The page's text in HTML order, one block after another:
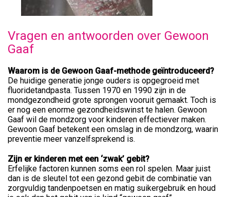
Vragen en antwoorden over Gewoon
Gaaf
Waarom is de Gewoon Gaaf-methode geïntroduceerd?
De huidige generatie jonge ouders is opgegroeid met
fluoridetandpasta. Tussen 1970 en 1990 zijn in de
mondgezondheid grote sprongen vooruit gemaakt. Toch is
er nog een enorme gezondheidswinst te halen. Gewoon
Gaaf wil de mondzorg voor kinderen effectiever maken.
Gewoon Gaaf betekent een omslag in de mondzorg, waarin
preventie meer vanzelfsprekend is.
Zijn er kinderen met een ‘zwak’ gebit?
Erfelijke factoren kunnen soms een rol spelen. Maar juist
dan is de sleutel tot een gezond gebit de combinatie van
zorgvuldig tandenpoetsen en matig suikergebruik en houd